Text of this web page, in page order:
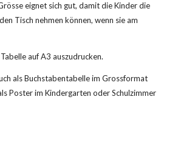
eignet sich gut, damit die Kinder die
Tisch nehmen können, wenn sie am
auf A3 auszudrucken.
als Buchstabentabelle im Grossformat
Poster im Kindergarten oder Schulzimmer